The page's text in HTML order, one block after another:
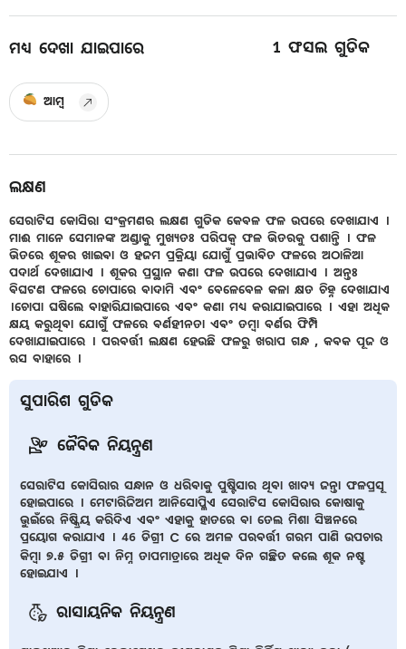
ମଧ୍ୟ ଦେଖା ଯାଇପାରେ 1 ଫସଲ ଗୁଡିକ
ଆମ୍ବ
ଲକ୍ଷଣ
ସେରାଟିସ କୋସିରା ସଂକ୍ରମଣର ଲକ୍ଷଣ ଗୁଡିକ କେବଳ ଫଳ ଉପରେ ଦେଖାଯାଏ ।
ମାଈ ମାନେ ସେମାନଙ୍କ ଅଣ୍ଡାକୁ ମୁଖ୍ୟତଃ ପରିପକ୍ଵ ଫଳ ଭିତରକୁ ପଶାନ୍ତି । ଫଳ
ଭିତରେ ଶୂକର ଖାଇବା ଓ ହଜମ ପ୍ରକ୍ରିୟା ଯୋଗୁଁ ପ୍ରଭାବିତ ଫଳରେ ଅଠାଳିଆ
ପଦାର୍ଥ ଦେଖାଯାଏ । ଶୂକର ପ୍ରସ୍ଥାନ କଣା ଫଳ ଉପରେ ଦେଖାଯାଏ । ଅନ୍ତଃ
ବିଘଟଣ ଫଳରେ ଚୋପାରେ ବାଦାମି ଏବଂ ବେଳେବେଳ କଳା କ୍ଷତ ଚିହ୍ନ ଦେଖାଯାଏ
।ଚୋପା ଘଷିଲେ ବାହାରିଯାଇପାରେ ଏବଂ କଣା ମଧ୍ୟ କରାଯାଇପାରେ । ଏହା ଅଧିକ
କ୍ଷୟ କରୁଥିବା ଯୋଗୁଁ ଫଳରେ ବର୍ଣହୀନତା ଏବଂ ତମ୍ବା ବର୍ଣର ଫିମ୍ପି
ଦେଖାଯାଇପାରେ । ପରବର୍ତ୍ତୀ ଲକ୍ଷଣ ହେଉଛି ଫଳରୁ ଖରାପ ଗନ୍ଧ , କବକ ପୂଜ ଓ
ରସ ବାହାରେ ।
ସୁପାରିଶ ଗୁଡିକ
ଜୈବିକ ନିୟନ୍ତ୍ରଣ
ସେରାଟିସ କୋସିରାର ସନ୍ଧାନ ଓ ଧରିବାକୁ ପୁଷ୍ଟିସାର ଥିବା ଖାଦ୍ୟ ଜନ୍ତା ଫଳପ୍ରସୂ
ହୋଇପାରେ । ମେଟାରିଜିଅମ ଆନିସୋପ୍ଳିଏ ସେରାଟିସ କୋସିରାର କୋଷାକୁ
ଭୁଇଁରେ ନିଷ୍କ୍ରିୟ କରିଦିଏ ଏବଂ ଏହାକୁ ହାତରେ ବା ତେଲ ମିଶା ସିଞ୍ଚନରେ
ପ୍ରୟୋଗ କରାଯାଏ । 46 ଡିଗ୍ରୀ C ରେ ଅମଳ ପରବର୍ତ୍ତୀ ଗରମ ପାଣି ଉପଚାର
କିମ୍ବା ୭.୫ ଡିଗ୍ରୀ ବା ନିମ୍ନ ତାପମାତ୍ରାରେ ଅଧିକ ଦିନ ଗଚ୍ଛିତ କଲେ ଶୂକ ନଷ୍ଟ
ହୋଇଯାଏ ।
ରାସାୟନିକ ନିୟନ୍ତ୍ରଣ